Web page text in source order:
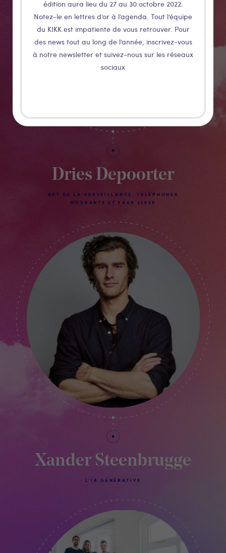
édition aura lieu du 27 au 30 octobre 2022.
Notez-le en lettres d’or à l’agenda. Tout l’équipe
du KIKK est impatiente de vous retrouver. Pour
des news tout au long de l’année, inscrivez-vous
à notre newsletter et suivez-nous sur les réseaux
sociaux
Dries Depoorter
ART DE LA SURVEILLANCE, TÉLÉPHONES
MOURANTS ET FAUX LIKES
Xander Steenbrugge
L'IA GÉNÉRATIVE